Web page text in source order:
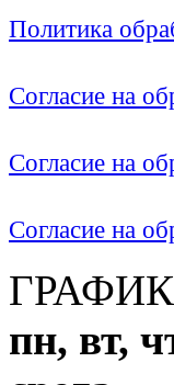
Политика
Согласие на
Согласие на
Согласие на
пн, вт,